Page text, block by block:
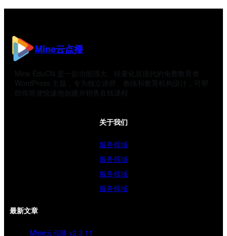
Mine云点播
Mine EduCN 是一款功能强大、轻量化且现代的免费教育类
WordPress 主题，专为独立讲师、教练和教育机构设计，可帮
助你简便快速地创建并销售在线课程
关于我们
服务领域
服务领域
服务领域
服务领域
最新文章
Mine云点播 v2.3.11